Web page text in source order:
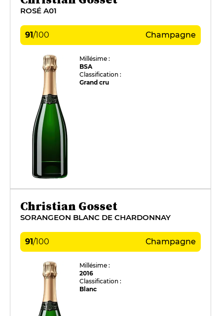
ROSÉ A01
91/100 Champagne
Millésime :
BSA
Classification :
Grand cru
Christian Gosset
SORANGEON BLANC DE CHARDONNAY
91/100 Champagne
Millésime :
2016
Classification :
Blanc